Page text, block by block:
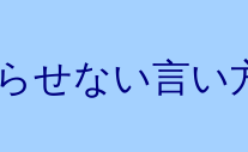
せない言い